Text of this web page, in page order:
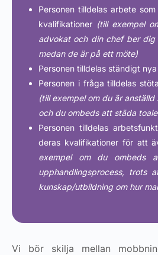
Personen tilldelas arbete
kvalifikationer (till exempel
advokat och din chef ber
medan de är på ett möte)
Personen tilldelas ständigt
Personen i fråga tilldelas
(till exempel om du är
och du ombeds att städa
Personen tilldelas
deras kvalifikationer för att
exempel om du ombeds
upphandlingsprocess, trots
kunskap/utbildning om hur
Vi bör skilja mellan